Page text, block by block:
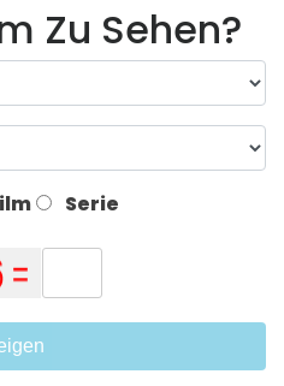
Zu Sehen?
Serie